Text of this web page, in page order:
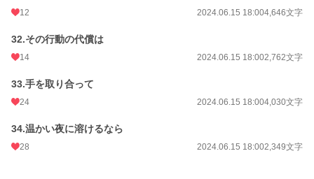
12 2024.06.15 18:004,646文字
32.その行動の代償は
14 2024.06.15 18:002,762文字
33.手を取り合って
24 2024.06.15 18:004,030文字
34.温かい夜に溶けるなら
28 2024.06.15 18:002,349文字